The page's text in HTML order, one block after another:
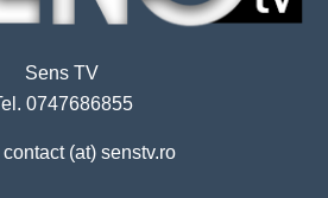
Sens TV
0747686855
(at) senstv.ro